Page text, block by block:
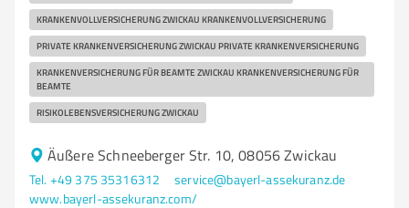
KRANKENVOLLVERSICHERUNG ZWICKAU KRANKENVOLLVERSICHERUNG
PRIVATE KRANKENVERSICHERUNG ZWICKAU PRIVATE KRANKENVERSICHERUNG
KRANKENVERSICHERUNG FÜR BEAMTE ZWICKAU KRANKENVERSICHERUNG FÜR
BEAMTE
RISIKOLEBENSVERSICHERUNG ZWICKAU
Äußere Schneeberger Str. 10, 08056 Zwickau
Tel. +49 375 35316312
service@bayerl-assekuranz.de
www.bayerl-assekuranz.com/